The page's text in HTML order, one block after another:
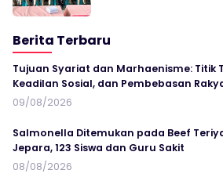
Berita Terbaru
Tujuan Syariat dan Marhaenisme: Titik
Keadilan Sosial, dan Pembebasan
09/08/2026
Salmonella Ditemukan pada Beef
Jepara, 123 Siswa dan Guru Sakit
08/08/2026